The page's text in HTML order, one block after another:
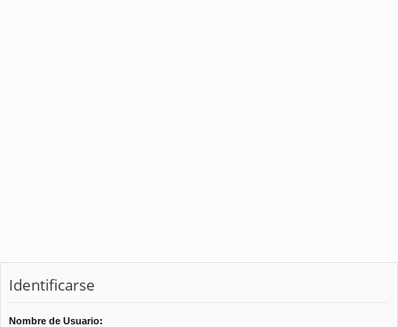
Identificarse
Nombre de Usuario: